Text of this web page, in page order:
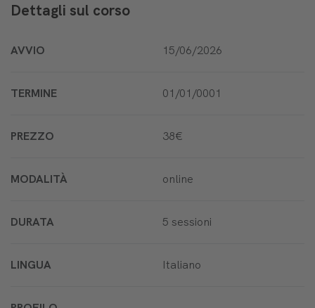
Dettagli sul corso
AVVIO 15/06/2026
TERMINE 01/01/0001
PREZZO 38€
MODALITÀ online
DURATA 5 sessioni
LINGUA Italiano